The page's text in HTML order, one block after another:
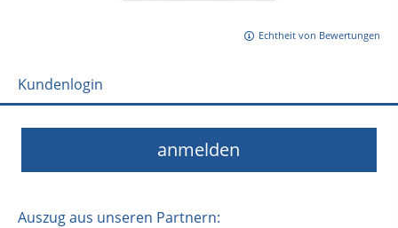
Echtheit von Bewertungen
Kundenlogin
anmelden
Auszug aus unseren Partnern: